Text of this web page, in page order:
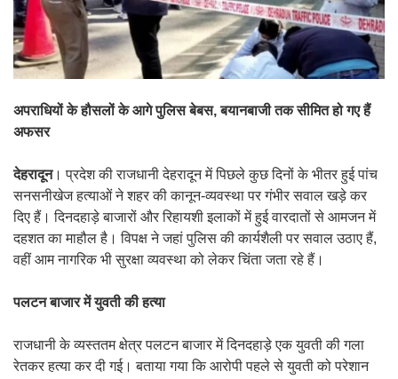
अपराधियों के हौसलों के आगे पुलिस बेबस, बयानबाजी तक सीमित हो गए हैं
अफसर
देहरादून। प्रदेश की राजधानी देहरादून में पिछले कुछ दिनों के भीतर हुई पांच
सनसनीखेज हत्याओं ने शहर की कानून-व्यवस्था पर गंभीर सवाल खड़े कर
दिए हैं। दिनदहाड़े बाजारों और रिहायशी इलाकों में हुई वारदातों से आमजन में
दहशत का माहौल है। विपक्ष ने जहां पुलिस की कार्यशैली पर सवाल उठाए हैं,
वहीं आम नागरिक भी सुरक्षा व्यवस्था को लेकर चिंता जता रहे हैं।
पलटन बाजार में युवती की हत्या
राजधानी के व्यस्ततम क्षेत्र पलटन बाजार में दिनदहाड़े एक युवती की गला
रेतकर हत्या कर दी गई। बताया गया कि आरोपी पहले से युवती को परेशान